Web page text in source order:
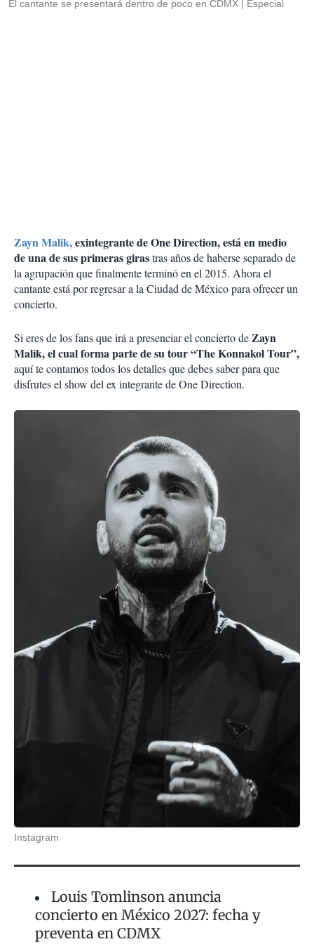
El cantante se presentará dentro de poco en CDMX Especial
Zayn Malik,exintegrante de One Direction, está en medio
de una de sus primeras girastras años de haberse separado de
la agrupación que finalmente terminó en el 2015. Ahora el
cantante está por regresar a la Ciudad de México para ofrecer un
concierto.
Si eres de los fans que irá a presenciar el concierto deZayn
Malik, el cual forma parte de su tour “The Konnakol Tour”,
aquí te contamos todos los detalles que debes saber para que
disfrutes el show del ex integrante de One Direction.
Instagram
Louis Tomlinson anuncia
concierto en México 2027: fecha y
preventa en CDMX